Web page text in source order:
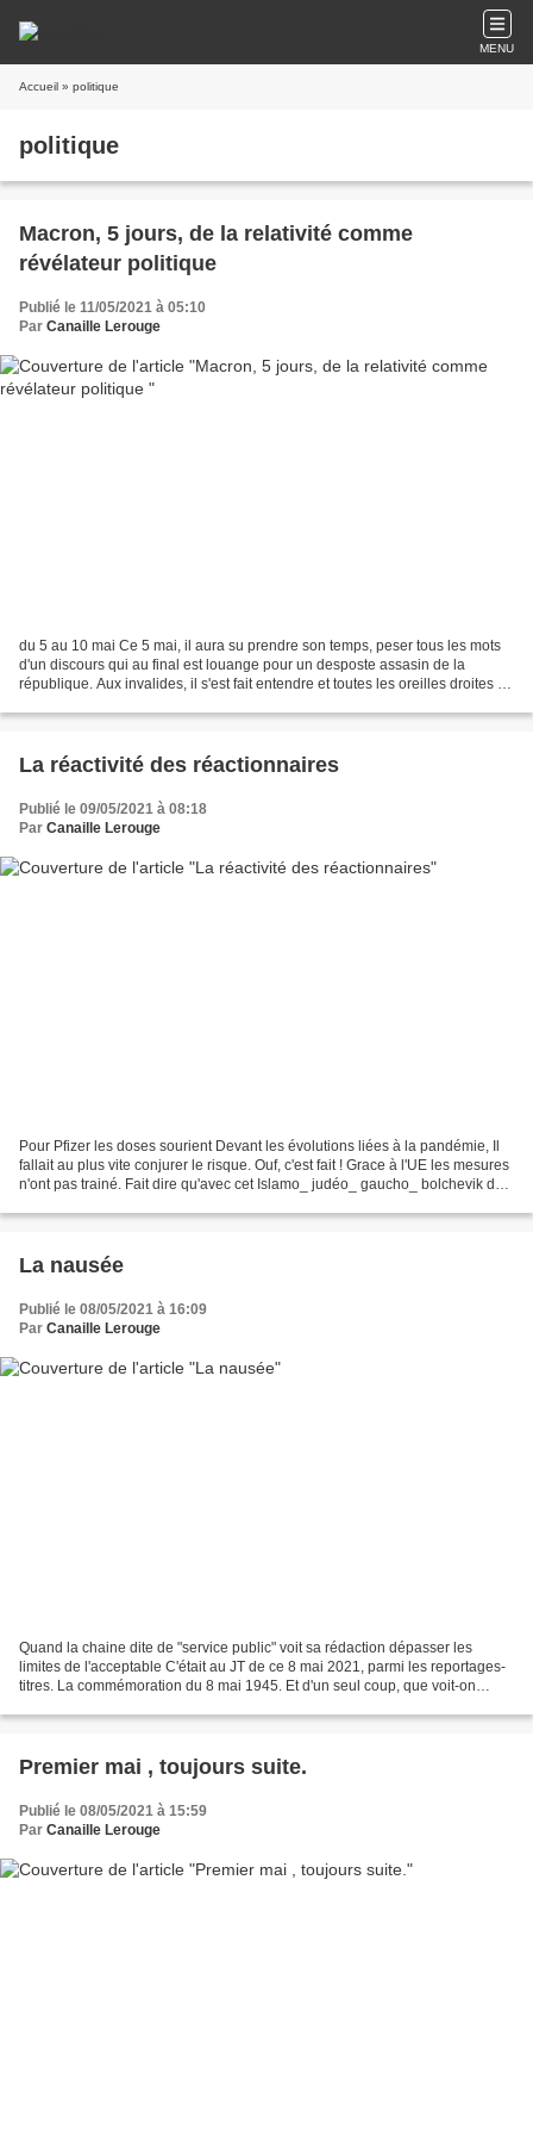
MENU
Accueil » politique
politique
Macron, 5 jours, de la relativité comme
révélateur politique
Publié le 11/05/2021 à 05:10
Par Canaille Lerouge
du 5 au 10 mai Ce 5 mai, il aura su prendre son temps, peser tous les mots
d'un discours qui au final est louange pour un desposte assasin de la
république. Aux invalides, il s'est fait entendre et toutes les oreilles droites de
La réactivité des réactionnaires
Publié le 09/05/2021 à 08:18
Par Canaille Lerouge
Pour Pfizer les doses sourient Devant les évolutions liées à la pandémie, Il
fallait au plus vite conjurer le risque. Ouf, c'est fait ! Grace à l'UE les mesures
n'ont pas trainé. Fait dire qu'avec cet Islamo_ judéo_ gaucho_ bolchevik de
La nausée
Publié le 08/05/2021 à 16:09
Par Canaille Lerouge
Quand la chaine dite de "service public" voit sa rédaction dépasser les
limites de l'acceptable C'était au JT de ce 8 mai 2021, parmi les reportages-
titres. La commémoration du 8 mai 1945. Et d'un seul coup, que voit-on
Premier mai , toujours suite.
Publié le 08/05/2021 à 15:59
Par Canaille Lerouge